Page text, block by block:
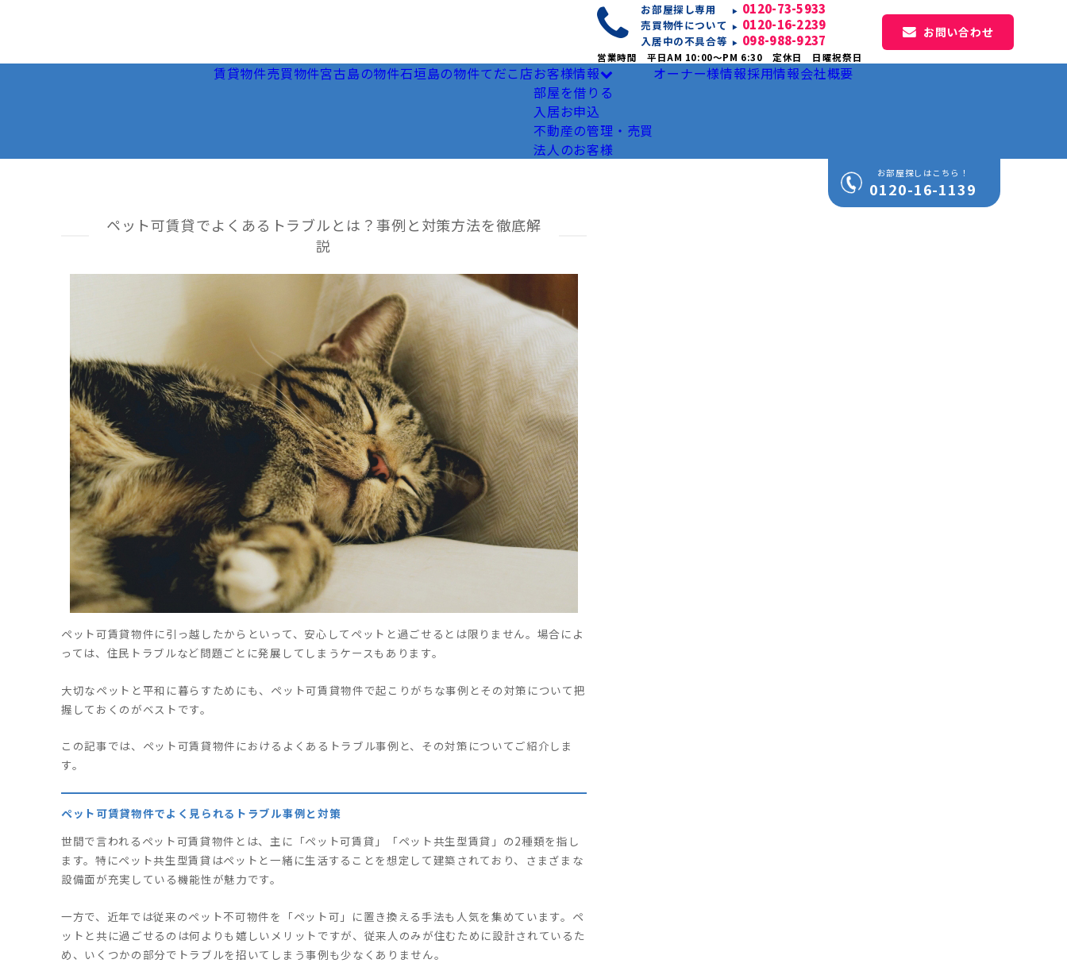
お部屋探し専用 0120-73-5933
売買物件について 0120-16-2239
入居中の不具合等 098-988-9237
営業時間 平日AM 10:00〜PM 6:30 定休日 日曜祝祭日
お問い合わせ
賃貸物件売買物件宮古島の物件石垣島の物件てだこ店お客様情報
部屋を借りる
入居お申込
不動産の管理・売買
法人のお客様
オーナー様情報採用情報会社概要
お部屋探しはこちら！
0120-16-1139
ペット可賃貸でよくあるトラブルとは？事例と対策方法を徹底解
説
ペット可賃貸物件に引っ越したからといって、安心してペットと過ごせるとは限りません。場合によ
っては、住民トラブルなど問題ごとに発展してしまうケースもあります。
大切なペットと平和に暮らすためにも、ペット可賃貸物件で起こりがちな事例とその対策について把
握しておくのがベストです。
この記事では、ペット可賃貸物件におけるよくあるトラブル事例と、その対策についてご紹介しま
す。
ペット可賃貸物件でよく見られるトラブル事例と対策
世間で言われるペット可賃貸物件とは、主に「ペット可賃貸」「ペット共生型賃貸」の2種類を指し
ます。特にペット共生型賃貸はペットと一緒に生活することを想定して建築されており、さまざまな
設備面が充実している機能性が魅力です。
一方で、近年では従来のペット不可物件を「ペット可」に置き換える手法も人気を集めています。ペ
ットと共に過ごせるのは何よりも嬉しいメリットですが、従来人のみが住むために設計されているた
め、いくつかの部分でトラブルを招いてしまう事例も少なくありません。